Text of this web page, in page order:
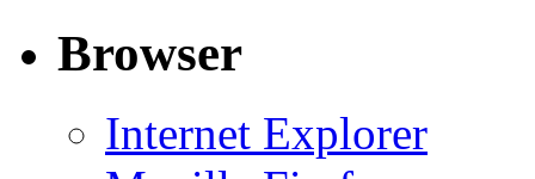
Browser
Internet Explorer